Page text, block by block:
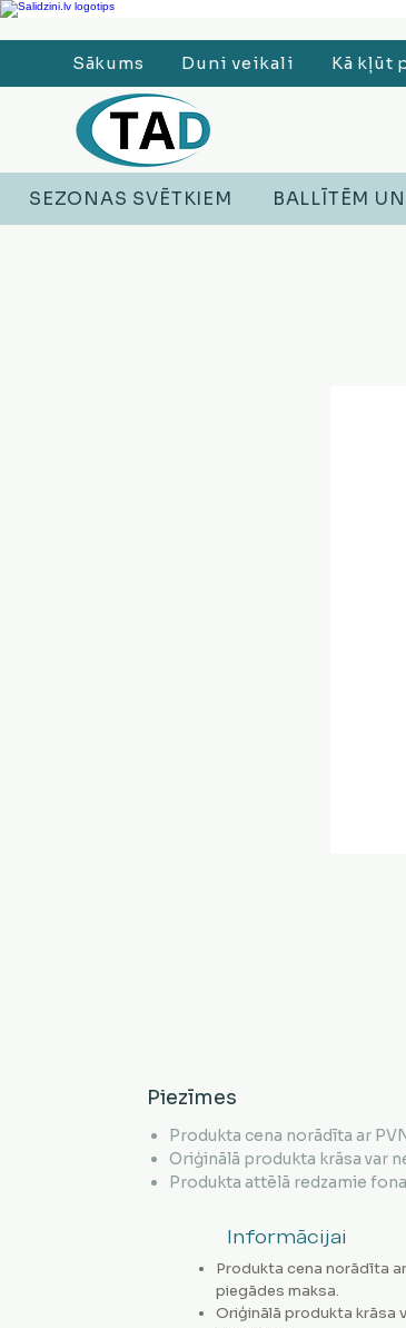
Ledusskapji, Sadzīves tehnika, Smaržas, Operatīvā
Sākums Duni veikali Kā kļūt
SEZONAS SVĒTKIEM BALLĪTĒM
Piezīmes
Produkta cena norādīta ar
Oriģinālā produkta krāsa var
Produkta attēlā redzamie
Informācijai
Produkta cena norādīta
piegādes maksa.
Oriģinālā produkta krāsa